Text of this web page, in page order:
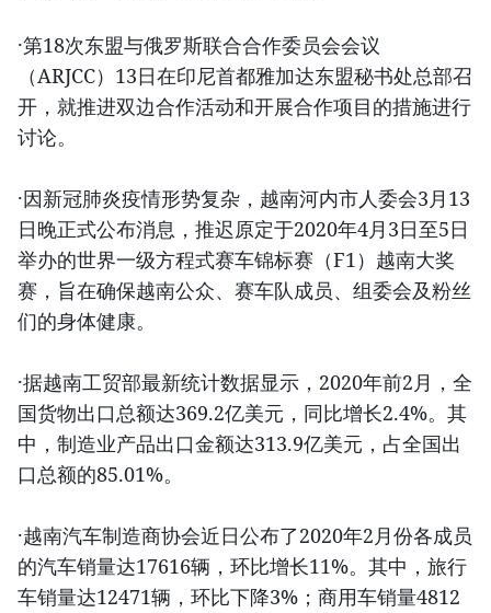
·第18次东盟与俄罗斯联合合作委员会会议
（ARJCC）13日在印尼首都雅加达东盟秘书处总部召
开，就推进双边合作活动和开展合作项目的措施进行
讨论。
·因新冠肺炎疫情形势复杂，越南河内市人委会3月13
日晚正式公布消息，推迟原定于2020年4月3日至5日
举办的世界一级方程式赛车锦标赛（F1）越南大奖
赛，旨在确保越南公众、赛车队成员、组委会及粉丝
们的身体健康。
·据越南工贸部最新统计数据显示，2020年前2月，全
国货物出口总额达369.2亿美元，同比增长2.4%。其
中，制造业产品出口金额达313.9亿美元，占全国出
口总额的85.01%。
·越南汽车制造商协会近日公布了2020年2月份各成员
的汽车销量达17616辆，环比增长11%。其中，旅行
车销量达12471辆，环比下降3%；商用车销量4812